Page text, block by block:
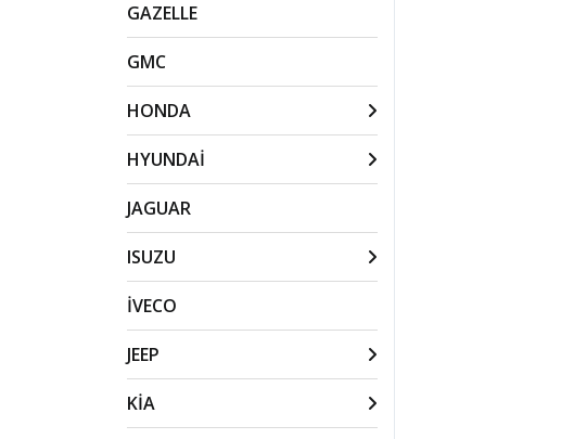
GAZELLE
GMC
HONDA
HYUNDAİ
JAGUAR
ISUZU
İVECO
JEEP
KİA